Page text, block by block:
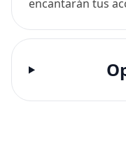
encantarán tus